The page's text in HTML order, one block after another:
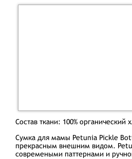
Состав ткани: 100%
Сумка для мамы Petunia Pickle
прекрасным внешним видом.
современыми паттернами и